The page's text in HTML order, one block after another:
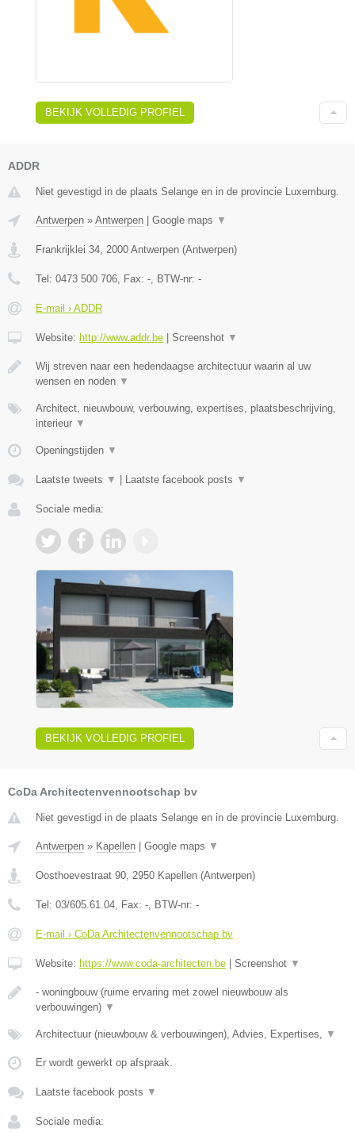
BEKIJK VOLLEDIG PROFIEL
ADDR
Niet gevestigd in de plaats Selange en in de provincie Luxemburg.
Antwerpen » Antwerpen Google maps ▼
Frankrijklei 34, 2000 Antwerpen (Antwerpen)
Tel: 0473 500 706, Fax: -, BTW-nr: -
E-mail › ADDR
Website: http://www.addr.be Screenshot ▼
Wij streven naar een hedendaagse architectuur waarin al uw
wensen en noden ▼
Architect, nieuwbouw, verbouwing, expertises, plaatsbeschrijving,
interieur ▼
Openingstijden ▼
Laatste tweets ▼ Laatste facebook posts ▼
Sociale media:
BEKIJK VOLLEDIG PROFIEL
CoDa Architectenvennootschap bv
Niet gevestigd in de plaats Selange en in de provincie Luxemburg.
Antwerpen » Kapellen Google maps ▼
Oosthoevestraat 90, 2950 Kapellen (Antwerpen)
Tel: 03/605.61.04, Fax: -, BTW-nr: -
E-mail › CoDa Architectenvennootschap bv
Website: https://www.coda-architecten.be Screenshot ▼
- woningbouw (ruime ervaring met zowel nieuwbouw als
verbouwingen) ▼
Architectuur (nieuwbouw & verbouwingen), Advies, Expertises, ▼
Er wordt gewerkt op afspraak.
Laatste facebook posts ▼
Sociale media: